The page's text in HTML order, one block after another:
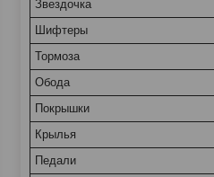
Звездочка
Шифтеры
Тормоза
Обода
Покрышки
Крылья
Педали